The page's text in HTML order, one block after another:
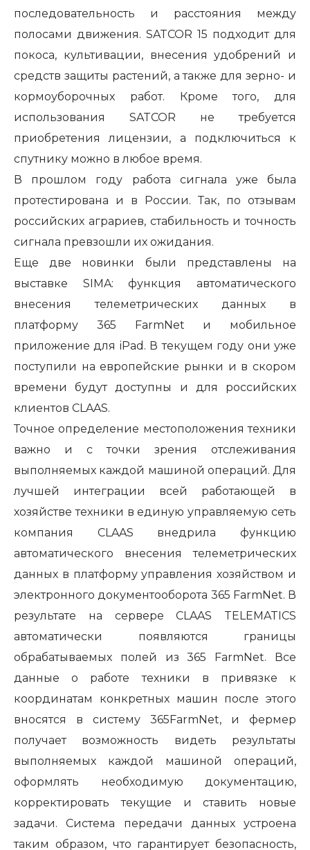
последовательность и расстояния между
полосами движения. SATCOR 15 подходит для
покоса, культивации, внесения удобрений и
средств защиты растений, а также для зерно- и
кормоуборочных работ. Кроме того, для
использования SATCOR не требуется
приобретения лицензии, а подключиться к
спутнику можно в любое время.
В прошлом году работа сигнала уже была
протестирована и в России. Так, по отзывам
российских аграриев, стабильность и точность
сигнала превзошли их ожидания.
Еще две новинки были представлены на
выставке SIMA: функция автоматического
внесения телеметрических данных в
платформу 365 FarmNet и мобильное
приложение для iPad. В текущем году они уже
поступили на европейские рынки и в скором
времени будут доступны и для российских
клиентов CLAAS.
Точное определение местоположения техники
важно и с точки зрения отслеживания
выполняемых каждой машиной операций. Для
лучшей интеграции всей работающей в
хозяйстве техники в единую управляемую сеть
компания CLAAS внедрила функцию
автоматического внесения телеметрических
данных в платформу управления хозяйством и
электронного документооборота 365 FarmNet. В
результате на сервере CLAAS TELEMATICS
автоматически появляются границы
обрабатываемых полей из 365 FarmNet. Все
данные о работе техники в привязке к
координатам конкретных машин после этого
вносятся в систему 365FarmNet, и фермер
получает возможность видеть результаты
выполняемых каждой машиной операций,
оформлять необходимую документацию,
корректировать текущие и ставить новые
задачи. Система передачи данных устроена
таким образом, что гарантирует безопасность,